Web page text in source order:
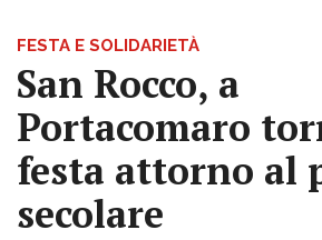
FESTA E SOLIDARIETÀ
San Rocco, a
Portacomaro
festa attorno al
secolare